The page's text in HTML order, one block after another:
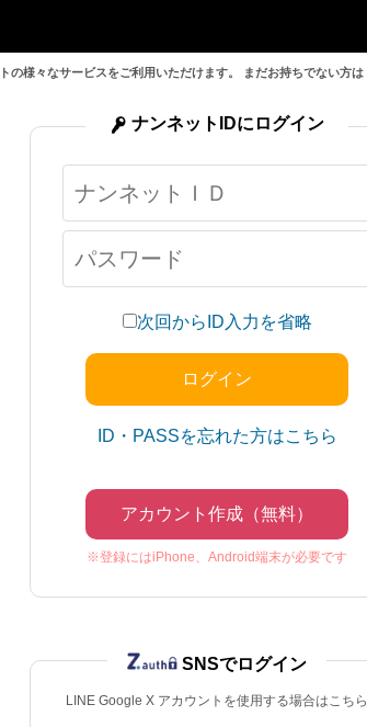
の様々なサービスをご利用いただけます。 まだお持ちでない方は
次回からID入力を省略
ID・PASSを忘れた方はこちら
アカウント作成（無料）
※登録にはiPhone、Android端末が必要です
ナンネットIDにログイン
LINE Google X アカウントを使用する場合はこちら
SNSでログイン